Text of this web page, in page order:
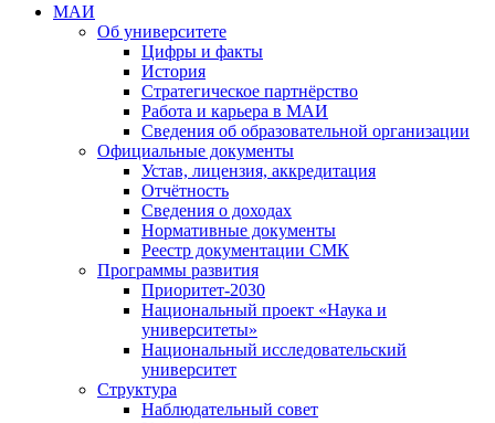
МАИ
Об университете
Цифры и факты
История
Стратегическое партнёрство
Работа и карьера в МАИ
Сведения об образовательной организации
Официальные документы
Устав, лицензия, аккредитация
Отчётность
Сведения о доходах
Нормативные документы
Реестр документации СМК
Программы развития
Приоритет-2030
Национальный проект «Наука и
университеты»
Национальный исследовательский
университет
Структура
Наблюдательный совет